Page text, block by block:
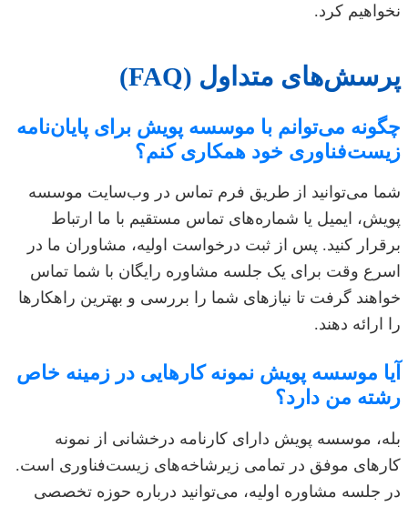
نخواهیم کرد.
پرسش‌های متداول (FAQ)
چگونه می‌توانم با موسسه پویش برای پایان‌نامه
زیست‌فناوری خود همکاری کنم؟
شما می‌توانید از طریق فرم تماس در وب‌سایت موسسه
پویش، ایمیل یا شماره‌های تماس مستقیم با ما ارتباط
برقرار کنید. پس از ثبت درخواست اولیه، مشاوران ما در
اسرع وقت برای یک جلسه مشاوره رایگان با شما تماس
خواهند گرفت تا نیازهای شما را بررسی و بهترین راهکارها
را ارائه دهند.
آیا موسسه پویش نمونه کارهایی در زمینه خاص
رشته من دارد؟
بله، موسسه پویش دارای کارنامه درخشانی از نمونه
کارهای موفق در تمامی زیرشاخه‌های زیست‌فناوری است.
در جلسه مشاوره اولیه، می‌توانید درباره حوزه تخصصی